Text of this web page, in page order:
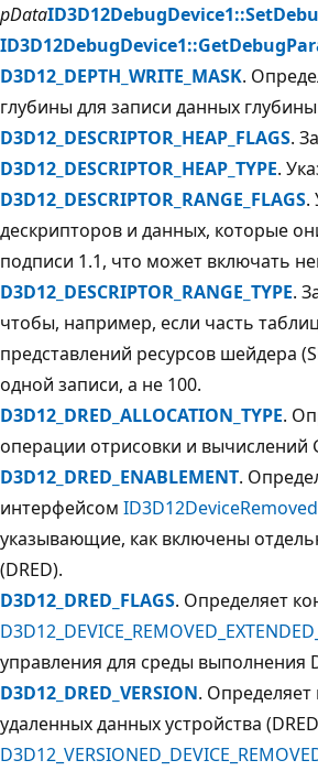
pData
D3D12_DEPTH_WRITE_MASK.
глубины для записи данных
D3D12_DESCRIPTOR_HEAP_FLAGS.
D3D12_DESCRIPTOR_HEAP_TYPE.
D3D12_DESCRIPTOR_RANGE_FLAGS.
дескрипторов и данных, которые
подписи 1.1, что может включать
D3D12_DESCRIPTOR_RANGE_TYPE.
чтобы, например, если часть
представлений ресурсов шейдера
одной записи, а не 100.
D3D12_DRED_ALLOCATION_TYPE.
операции отрисовки и вычислений
D3D12_DRED_ENABLEMENT.
интерфейсом
указывающие, как включены
(DRED).
D3D12_DRED_FLAGS. Определяет
управления для среды выполнения
D3D12_DRED_VERSION.
удаленных данных устройства